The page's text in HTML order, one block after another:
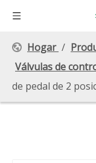
Hogar /
Válvulas de
de pedal de 2